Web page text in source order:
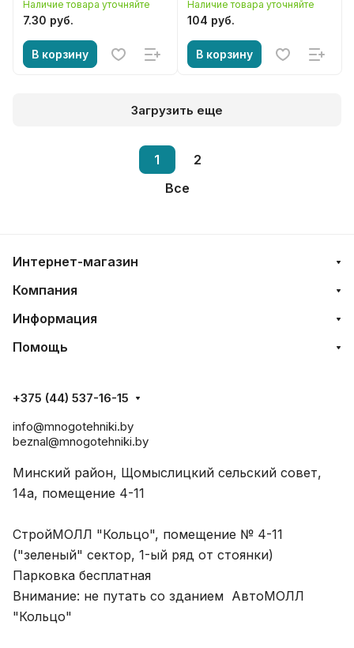
Наличие товара уточняйте
7.30 руб.
В корзину
Наличие товара уточняйте
104 руб.
В корзину
Загрузить еще
1
2
Все
Интернет-магазин
Компания
Информация
Помощь
+375 (44) 537-16-15
info@mnogotehniki.by
beznal@mnogotehniki.by
Минский район, Щомыслицкий сельский совет,
14а, помещение 4-11
СтройМОЛЛ "Кольцо", помещение № 4-11
("зеленый" сектор, 1-ый ряд от стоянки)
Парковка бесплатная
Внимание: не путать со зданием АвтоМОЛЛ
"Кольцо"